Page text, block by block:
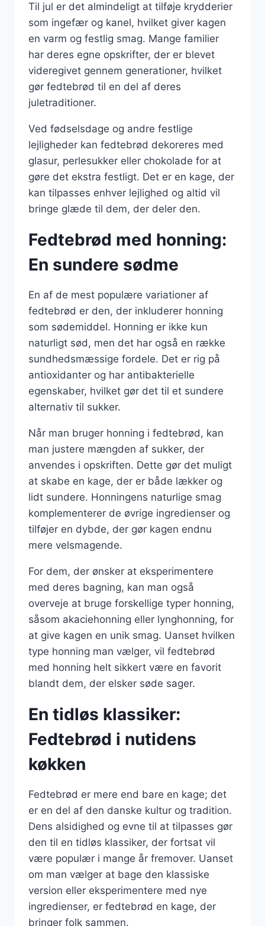
Til jul er det almindeligt at tilføje krydderier
som ingefær og kanel, hvilket giver kagen
en varm og festlig smag. Mange familier
har deres egne opskrifter, der er blevet
videregivet gennem generationer, hvilket
gør fedtebrød til en del af deres
juletraditioner.
Ved fødselsdage og andre festlige
lejligheder kan fedtebrød dekoreres med
glasur, perlesukker eller chokolade for at
gøre det ekstra festligt. Det er en kage, der
kan tilpasses enhver lejlighed og altid vil
bringe glæde til dem, der deler den.
Fedtebrød med honning:
En sundere sødme
En af de mest populære variationer af
fedtebrød er den, der inkluderer honning
som sødemiddel. Honning er ikke kun
naturligt sød, men det har også en række
sundhedsmæssige fordele. Det er rig på
antioxidanter og har antibakterielle
egenskaber, hvilket gør det til et sundere
alternativ til sukker.
Når man bruger honning i fedtebrød, kan
man justere mængden af sukker, der
anvendes i opskriften. Dette gør det muligt
at skabe en kage, der er både lækker og
lidt sundere. Honningens naturlige smag
komplementerer de øvrige ingredienser og
tilføjer en dybde, der gør kagen endnu
mere velsmagende.
For dem, der ønsker at eksperimentere
med deres bagning, kan man også
overveje at bruge forskellige typer honning,
såsom akaciehonning eller lynghonning, for
at give kagen en unik smag. Uanset hvilken
type honning man vælger, vil fedtebrød
med honning helt sikkert være en favorit
blandt dem, der elsker søde sager.
En tidløs klassiker:
Fedtebrød i nutidens
køkken
Fedtebrød er mere end bare en kage; det
er en del af den danske kultur og tradition.
Dens alsidighed og evne til at tilpasses gør
den til en tidløs klassiker, der fortsat vil
være populær i mange år fremover. Uanset
om man vælger at bage den klassiske
version eller eksperimentere med nye
ingredienser, er fedtebrød en kage, der
bringer folk sammen.